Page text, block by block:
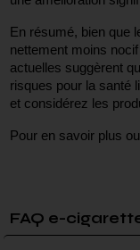
En résumé, bien que
nettement moins
actuelles suggèrent
risques pour la santé
et considérez les
Pour en savoir plus
FAQ e-